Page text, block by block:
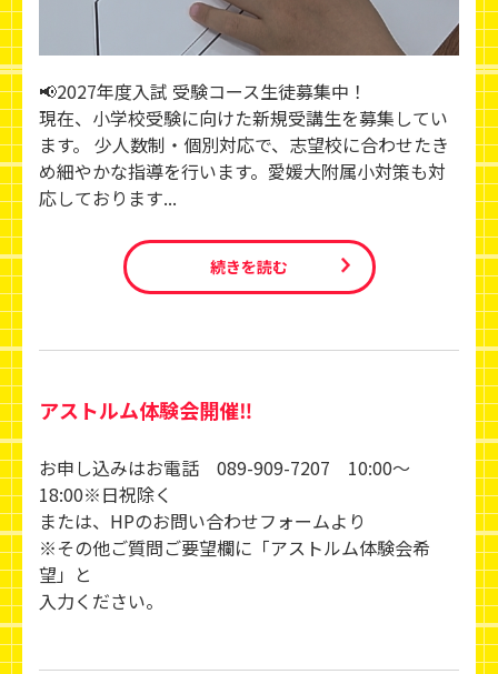
📢2027年度入試 受験コース生徒募集中！
現在、小学校受験に向けた新規受講生を募集してい
ます。 少人数制・個別対応で、志望校に合わせたき
め細やかな指導を行います。愛媛大附属小対策も対
応しております...
続きを読む
アストルム体験会開催‼
お申し込みはお電話 089-909-7207 10:00～
18:00※日祝除く
または、HPのお問い合わせフォームより
※その他ご質問ご要望欄に「アストルム体験会希
望」と
入力ください。